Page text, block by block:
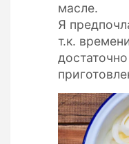
масле.
Я
т.к.